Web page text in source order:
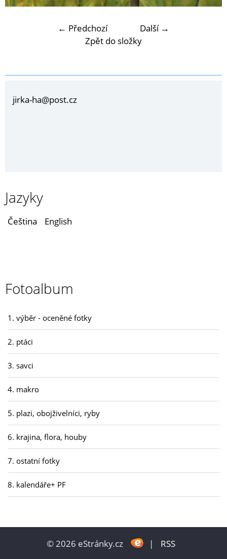
← Předchozí
Další →
Zpět do složky
jirka-ha@post.cz
Jazyky
Čeština English
Fotoalbum
1. výběr - oceněné fotky
2. ptáci
3. savci
4. makro
5. plazi, obojživelníci, ryby
6. krajina, flora, houby
7. ostatní fotky
8. kalendáře+ PF
© 2026 eStránky.cz | RSS